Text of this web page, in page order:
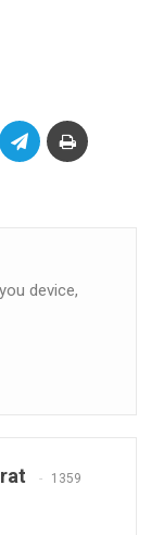
device,
1359